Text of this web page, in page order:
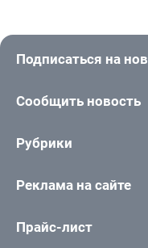
Подписаться на
Сообщить новость
Рубрики
Реклама на сайте
Прайс-лист